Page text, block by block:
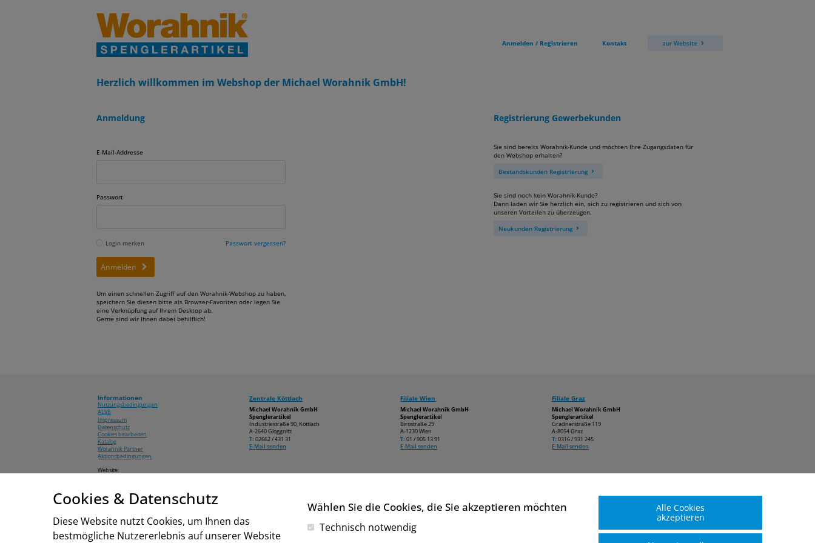
Anmelden / Registrieren Kontakt zur Website
Herzlich willkommen im Webshop der Michael Worahnik GmbH!
Anmeldung
E-Mail-Addresse
Passwort
Login merken Passwort vergessen?
Anmelden
Um einen schnellen Zugriff auf den Worahnik-Webshop zu haben,
speichern Sie diesen bitte als Browser-Favoriten oder legen Sie
eine Verknüpfung auf Ihrem Desktop ab.
Gerne sind wir Ihnen dabei behilflich!
Registrierung Gewerbekunden
Sie sind bereits Worahnik-Kunde und möchten Ihre Zugangsdaten für
den Webshop erhalten?
Bestandskunden Registrierung
Sie sind noch kein Worahnik-Kunde?
Dann laden wir Sie herzlich ein, sich zu registrieren und sich von
unseren Vorteilen zu überzeugen.
Neukunden Registrierung
Informationen
Nutzungsbedingungen
ALVB
Impressum
Datenschutz
Cookies bearbeiten
Katalog
Worahnik Partner
Aktionsbedingungen
Website:
Zentrale Köttlach
Michael Worahnik GmbH
Spenglerartikel
Industriestraße 90, Köttlach
A-2640 Gloggnitz
T: 02662 / 431 31
E-Mail senden
Filiale Wien
Michael Worahnik GmbH
Spenglerartikel
Birostraße 29
A-1230 Wien
T: 01 / 905 13 91
E-Mail senden
Filiale Graz
Michael Worahnik GmbH
Spenglerartikel
Gradnerstraße 119
A-8054 Graz
T: 0316 / 931 245
E-Mail senden
Cookies & Datenschutz
Diese Website nutzt Cookies, um Ihnen das
bestmögliche Nutzererlebnis auf unserer Website
Wählen Sie die Cookies, die Sie akzeptieren möchten
Technisch notwendig
Alle Cookies
akzeptieren